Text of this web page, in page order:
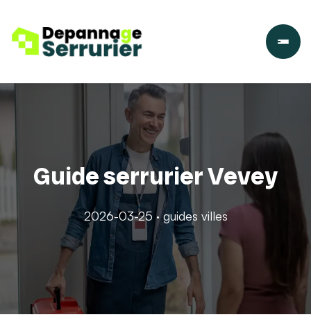
Guide serrurier Vevey
2026-03-25 · guides villes